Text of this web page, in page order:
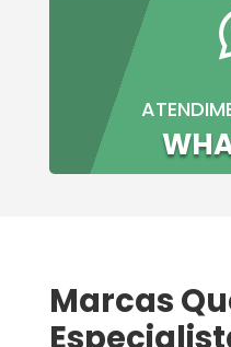
Marcas